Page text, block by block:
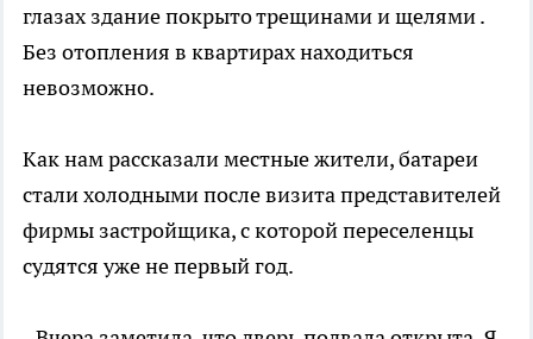
глазах здание покрыто трещинами и щелями .
Без отопления в квартирах находиться
невозможно.
Как нам рассказали местные жители, батареи
стали холодными после визита представителей
фирмы застройщика, с которой переселенцы
судятся уже не первый год.